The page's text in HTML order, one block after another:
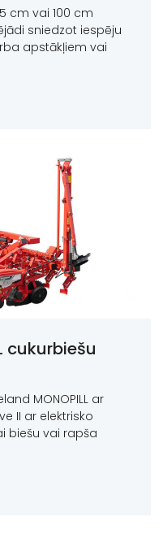
cm vai 100 cm
sniedzot iespēju
apstākļiem vai
cukurbiešu
MONOPILL ar
II ar elektrisko
biešu vai rapša